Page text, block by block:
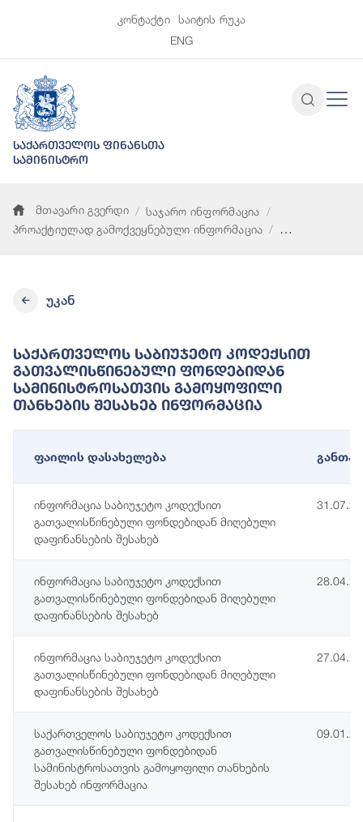
კონტაქტი
საიტის რუკა
ENG
საქართველოს ფინანსთა
სამინისტრო
მთავარი გვერდი
საჯარო ინფორმაცია
პროაქტიულად გამოქვეყნებული ინფორმაცია
უკან
Საქართველოს Საბიუჯეტო Კოდექსით
Გათვალისწინებული Ფონდებიდან
Სამინისტროსათვის Გამოყოფილი
Თანხების Შესახებ Ინფორმაცია
ფაილის დასახელება
ინფორმაცია საბიუჯეტო კოდექსით
გათვალისწინებული ფონდებიდან მიღებული
დაფინანსების შესახებ
ინფორმაცია საბიუჯეტო კოდექსით
გათვალისწინებული ფონდებიდან მიღებული
დაფინანსების შესახებ
ინფორმაცია საბიუჯეტო კოდექსით
გათვალისწინებული ფონდებიდან მიღებული
დაფინანსების შესახებ
საქართველოს საბიუჯეტო კოდექსით
გათვალისწინებული ფონდებიდან
სამინისტროსათვის გამოყოფილი თანხების
შესახებ ინფორმაცია